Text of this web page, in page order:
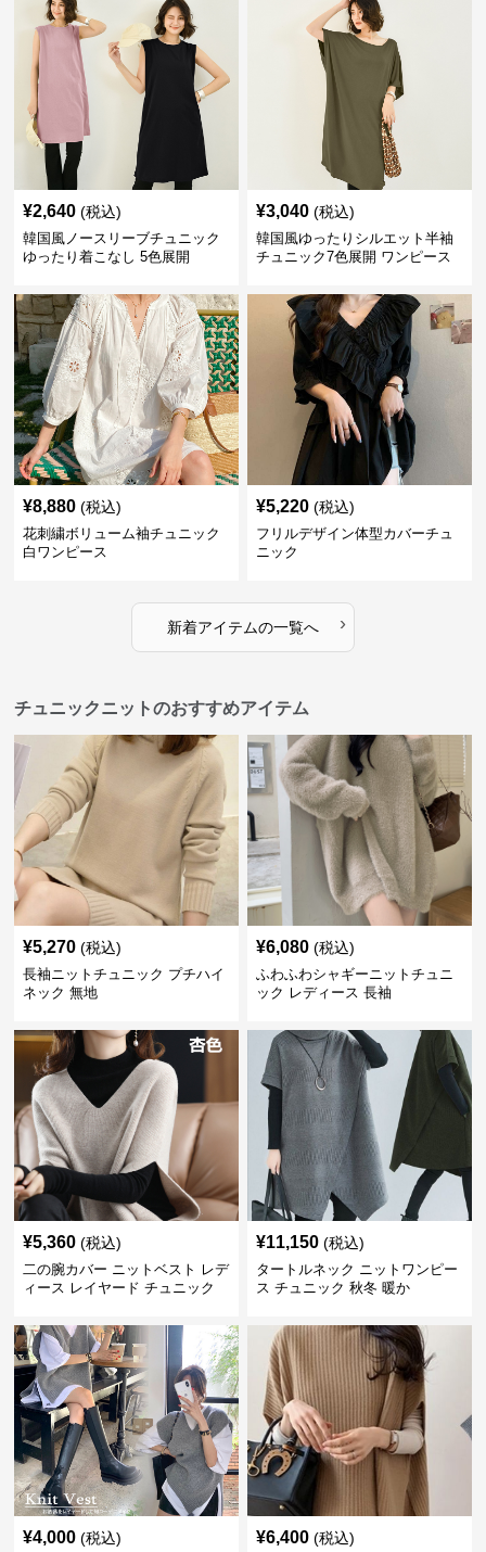
¥2,640 (税込)
韓国風ノースリーブチュニック
ゆったり着こなし 5色展開
¥3,040 (税込)
韓国風ゆったりシルエット半袖
チュニック7色展開 ワンピース
¥8,880 (税込)
花刺繍ボリューム袖チュニック
白ワンピース
¥5,220 (税込)
フリルデザイン体型カバーチュ
ニック
新着アイテムの一覧へ ›
チュニックニットのおすすめアイテム
¥5,270 (税込)
長袖ニットチュニック プチハイ
ネック 無地
¥6,080 (税込)
ふわふわシャギーニットチュニ
ック レディース 長袖
¥5,360 (税込)
二の腕カバー ニットベスト レデ
ィース レイヤード チュニック
¥11,150 (税込)
タートルネック ニットワンピー
ス チュニック 秋冬 暖か
¥4,000 (税込) ¥6,400 (税込)